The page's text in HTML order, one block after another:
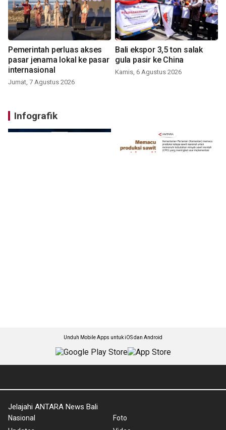
Pemerintah perluas akses
pasar jenama lokal ke pasar
internasional
Jumat, 7 Agustus 2026
Bali ekspor 3,5 ton salak
gula pasir ke China
Kamis, 6 Agustus 2026
Infografik
Unduh Mobile Apps untuk iOS dan Android
Jelajahi ANTARA News Bali
Nasional
Foto